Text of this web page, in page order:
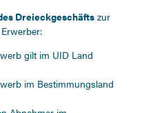
Dreieckgeschäfts zur
gilt im UID Land
im Bestimmungsland